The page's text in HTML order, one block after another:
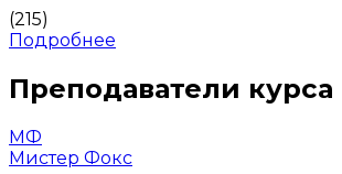
(215)
Подробнее
Преподаватели курса
МФ
Мистер Фокс